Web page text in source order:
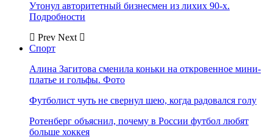
Утонул авторитетный бизнесмен из лихих 90-х.
Подробности
Prev Next
Спорт
Алина Загитова сменила коньки на откровенное мини-
платье и гольфы. Фото
Футболист чуть не свернул шею, когда радовался голу
Ротенберг объяснил, почему в России футбол любят
больше хоккея